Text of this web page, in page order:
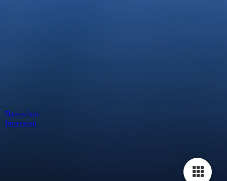
Datenschutz
Impressum